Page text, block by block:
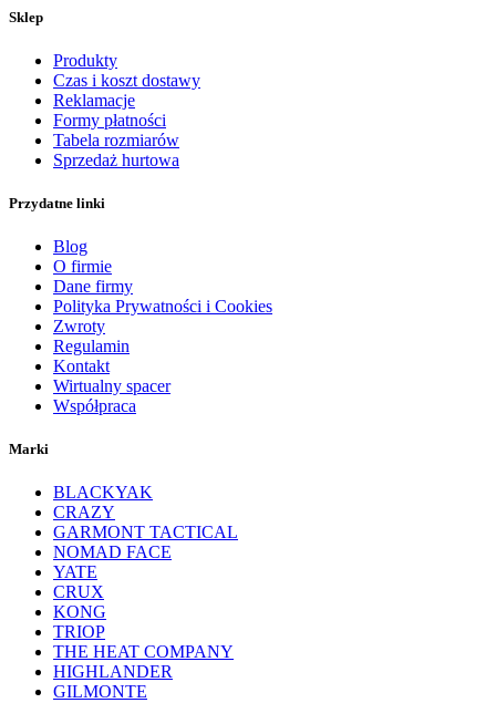
Sklep
Produkty
Czas i koszt dostawy
Reklamacje
Formy płatności
Tabela rozmiarów
Sprzedaż hurtowa
Przydatne linki
Blog
O firmie
Dane firmy
Polityka Prywatności i Cookies
Zwroty
Regulamin
Kontakt
Wirtualny spacer
Współpraca
Marki
BLACKYAK
CRAZY
GARMONT TACTICAL
NOMAD FACE
YATE
CRUX
KONG
TRIOP
THE HEAT COMPANY
HIGHLANDER
GILMONTE